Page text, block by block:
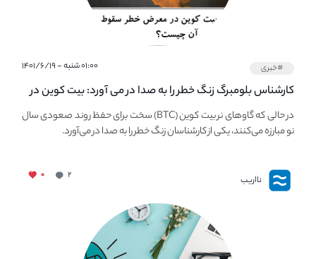
#خبری ۰۱:۰۰ شنبه - ۱۴۰۱/۶/۱۹
کارشناس بلومبرگ زنگ خطر را به صدا در می آورد: بیت کوین در
معرض خطر سقوط بزرگ است - دلیل آن چیست؟در حالی که گاوهای نر بیت کوین (BTC) سخت برای حفظ روند صعودی سال
نو مبارزه می‌کنند، یکی از کارشناسان زنگ خطر را به صدا در می‌آورد.
نااریب ۲ ۰